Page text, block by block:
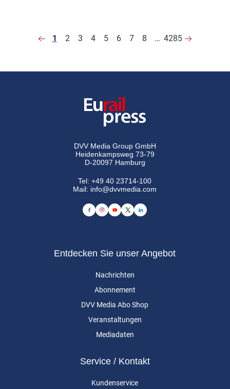
1 2 3 4 5 6 7 8 … 4285
DVV Media Group GmbH
Heidenkampsweg 73-79
D-20097 Hamburg
Tel:+49 40 23714-100
Mail: info@dvvmedia.com
Entdecken Sie unser Angebot
Nachrichten
Abonnement
DVV Media Abo Shop
Veranstaltungen
Mediadaten
Service / Kontakt
Kundenservice